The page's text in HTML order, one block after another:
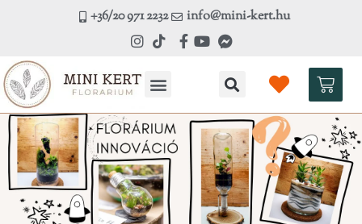
+36/20 971 2232 info@mini-kert.hu